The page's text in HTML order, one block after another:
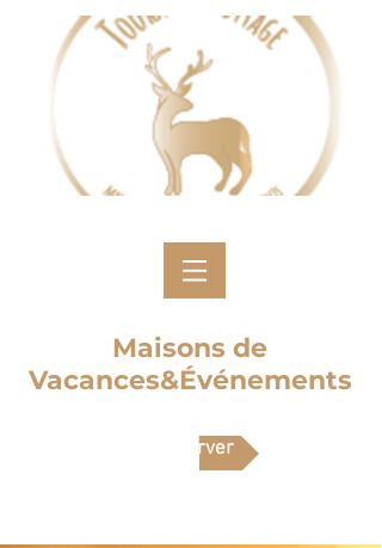
Maisons de
Vacances&Événements
Réserver